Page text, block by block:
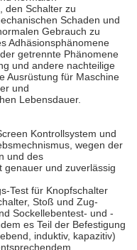
den Schalter zu
Schaden und
Gebrauch zu
Adhäsionsphänomene
getrennte Phänomene
und andere nachteilige
Ausrüstung für Maschine
und
Lebensdauer.
Kontrollsystem und
wegen der
und des
genauer und zuverlässig
Test für Knopfschalter
Stoß und Zug-
Sockellebentest- und -
es Teil der Befestigung
induktiv, kapazitiv)